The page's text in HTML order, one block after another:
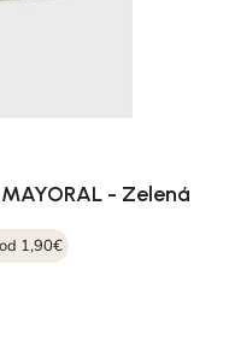
- Zelená
1,90€